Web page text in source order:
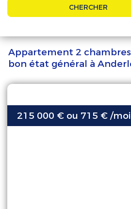
CHERCHER
Appartement 2
bon état général à
215 000 € ou 715 € /